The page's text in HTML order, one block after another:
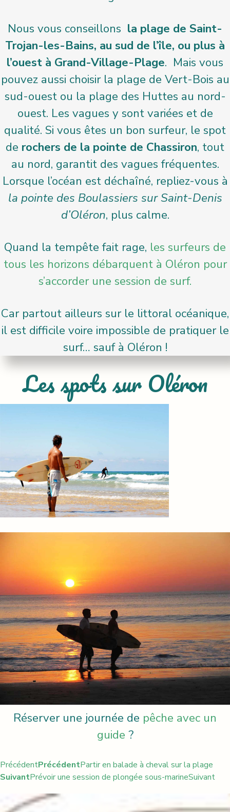
Nous vous conseillons la plage de Saint-
Trojan-les-Bains, au sud de l’île, ou plus à
l’ouest à Grand-Village-Plage. Mais vous
pouvez aussi choisir la plage de Vert-Bois au
sud-ouest ou la plage des Huttes au nord-
ouest. Les vagues y sont variées et de
qualité. Si vous êtes un bon surfeur, le spot
de rochers de la pointe de Chassiron, tout
au nord, garantit des vagues fréquentes.
Lorsque l’océan est déchaîné, repliez-vous à
la pointe des Boulassiers sur Saint-Denis
d’Oléron, plus calme.
Quand la tempête fait rage, les surfeurs de
tous les horizons débarquent à Oléron pour
s’accorder une session de surf.
Car partout ailleurs sur le littoral océanique,
il est difficile voire impossible de pratiquer le
surf… sauf à Oléron !
Les spots sur Oléron
Réserver une journée de pêche avec un
guide ?
PrécédentPrécédentPartir en balade à cheval sur la plage
SuivantPrévoir une session de plongée sous-marineSuivant